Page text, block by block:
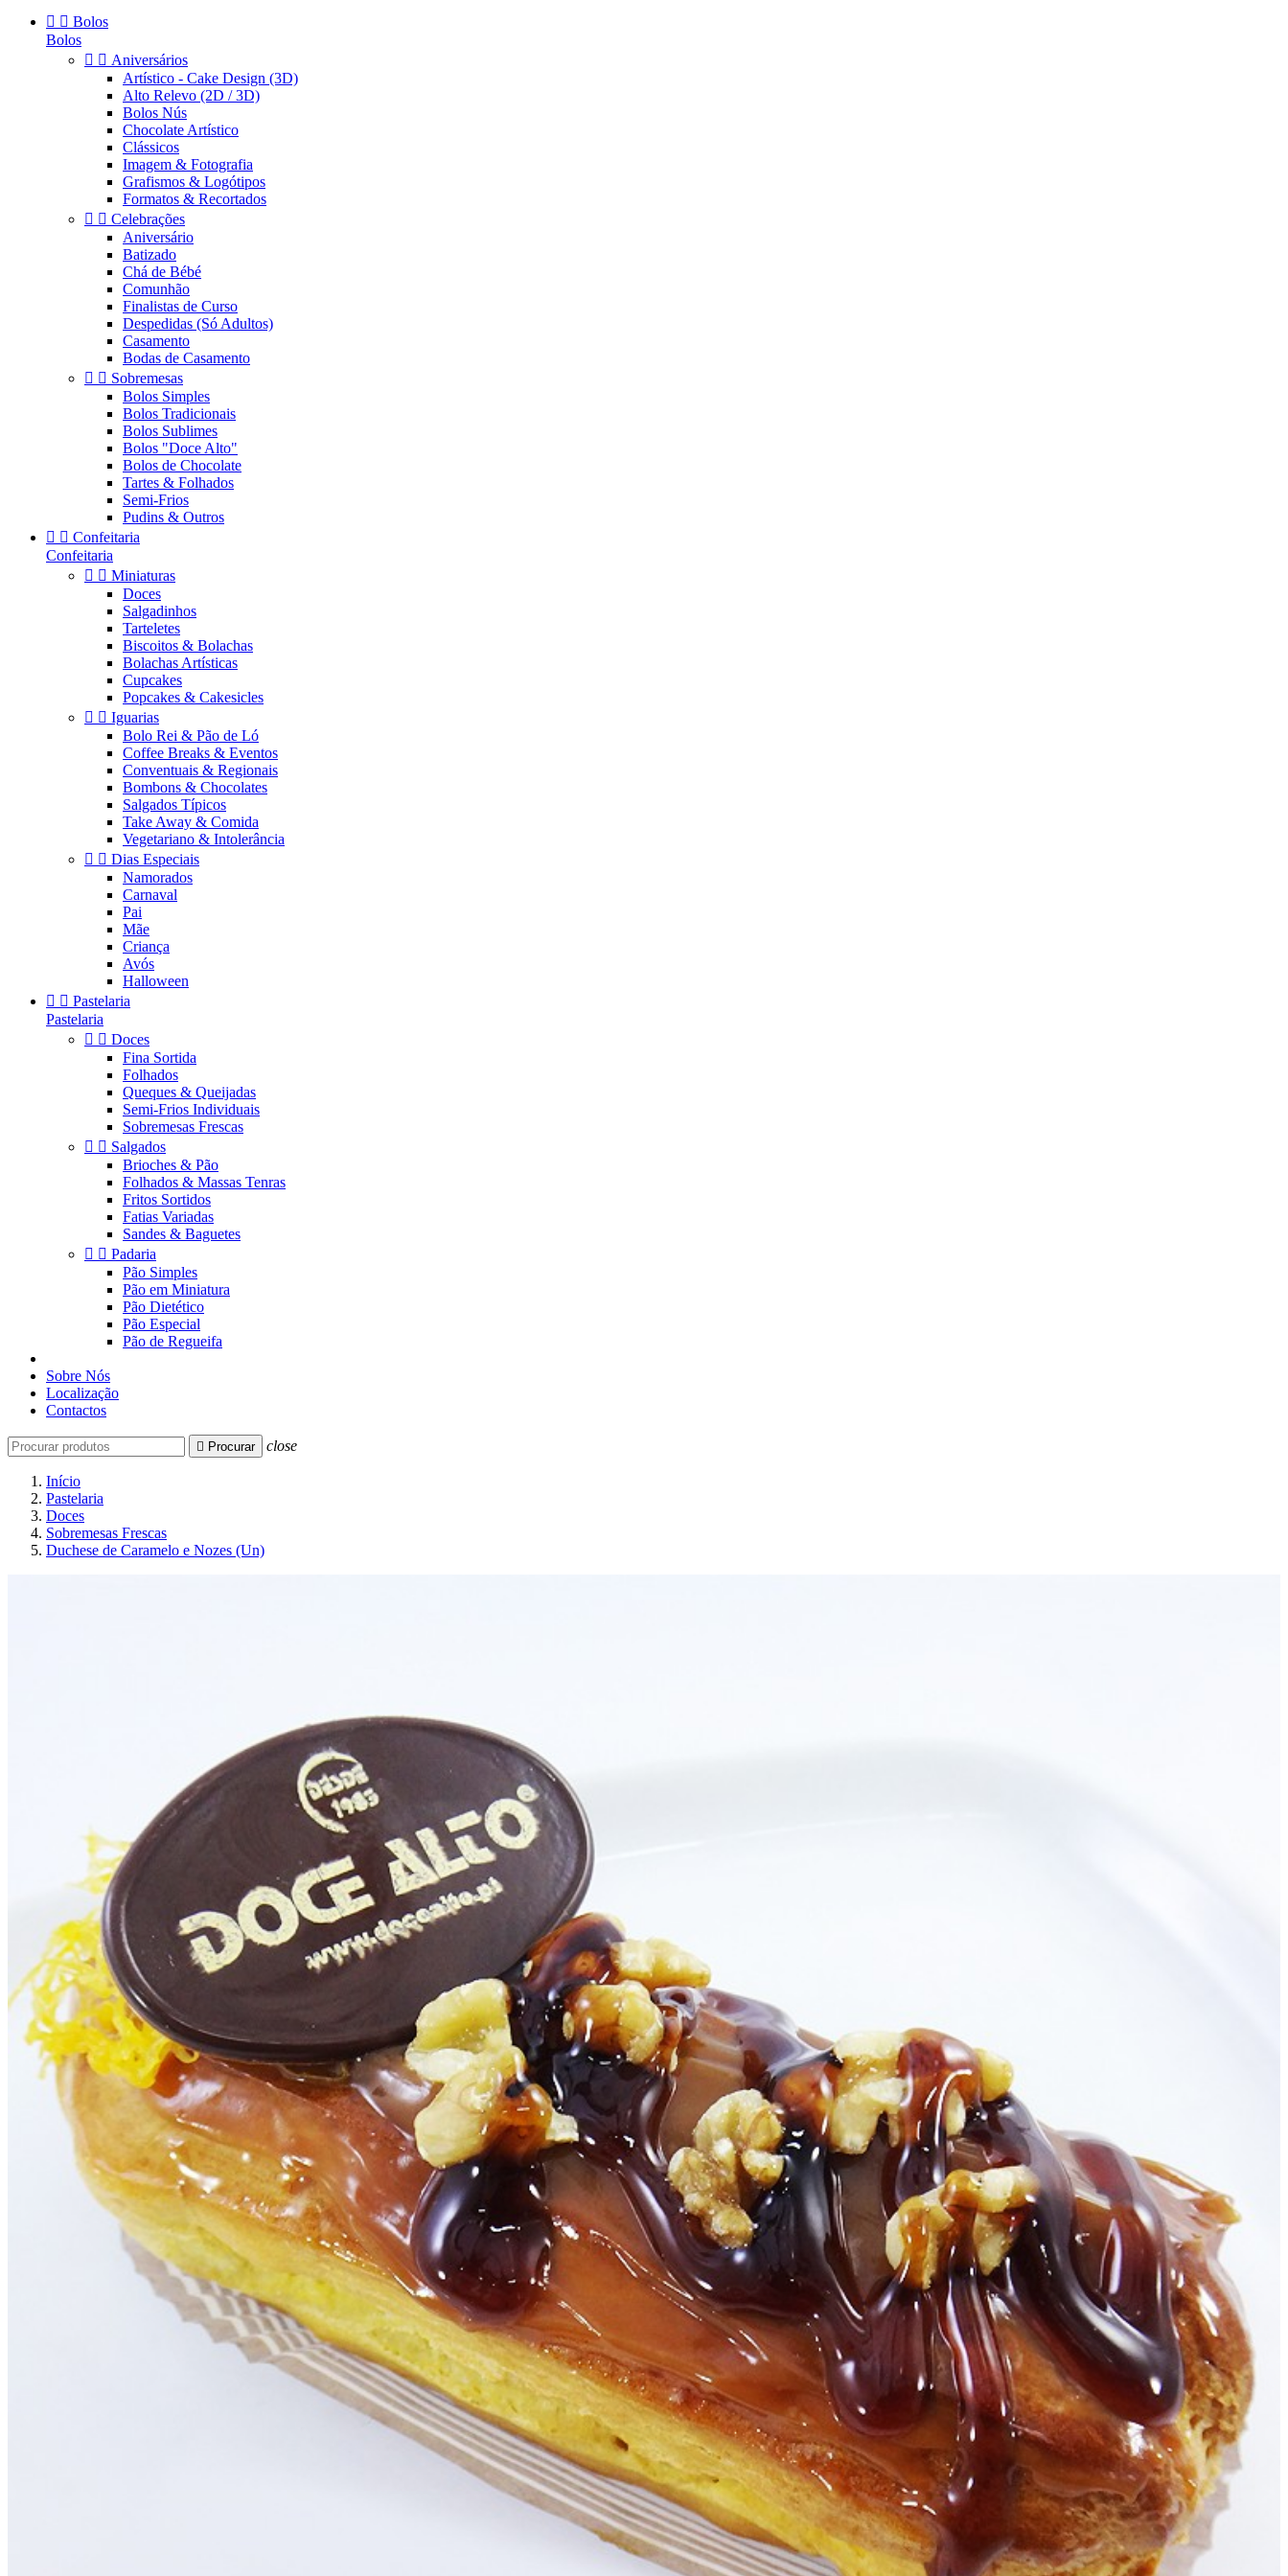
  Bolos
Bolos
  Aniversários
Artístico - Cake Design (3D)
Alto Relevo (2D / 3D)
Bolos Nús
Chocolate Artístico
Clássicos
Imagem & Fotografia
Grafismos & Logótipos
Formatos & Recortados
  Celebrações
Aniversário
Batizado
Chá de Bébé
Comunhão
Finalistas de Curso
Despedidas (Só Adultos)
Casamento
Bodas de Casamento
  Sobremesas
Bolos Simples
Bolos Tradicionais
Bolos Sublimes
Bolos "Doce Alto"
Bolos de Chocolate
Tartes & Folhados
Semi-Frios
Pudins & Outros
  Confeitaria
Confeitaria
  Miniaturas
Doces
Salgadinhos
Tarteletes
Biscoitos & Bolachas
Bolachas Artísticas
Cupcakes
Popcakes & Cakesicles
  Iguarias
Bolo Rei & Pão de Ló
Coffee Breaks & Eventos
Conventuais & Regionais
Bombons & Chocolates
Salgados Típicos
Take Away & Comida
Vegetariano & Intolerância
  Dias Especiais
Namorados
Carnaval
Pai
Mãe
Criança
Avós
Halloween
  Pastelaria
Pastelaria
  Doces
Fina Sortida
Folhados
Queques & Queijadas
Semi-Frios Individuais
Sobremesas Frescas
  Salgados
Brioches & Pão
Folhados & Massas Tenras
Fritos Sortidos
Fatias Variadas
Sandes & Baguetes
  Padaria
Pão Simples
Pão em Miniatura
Pão Dietético
Pão Especial
Pão de Regueifa
Sobre Nós
Localização
Contactos
 Procurar close
Início
Pastelaria
Doces
Sobremesas Frescas
Duchese de Caramelo e Nozes (Un)